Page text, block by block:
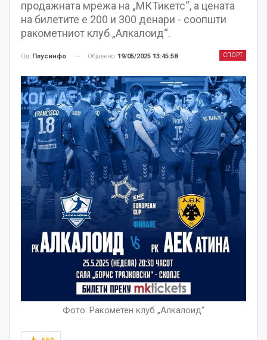
продажната мрежа на „МКТикетс“, а цената
на билетите е 200 и 300 денари - соопшти
ракометниот клуб „Алкалоид“.
СПОРТ
Од Плусинфо Објавено 19/05/2025 13:45:58
Фото: Ракометен клуб „Алкалоид“